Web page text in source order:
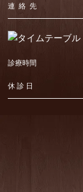
連 絡 先
診療時間
休 診 日